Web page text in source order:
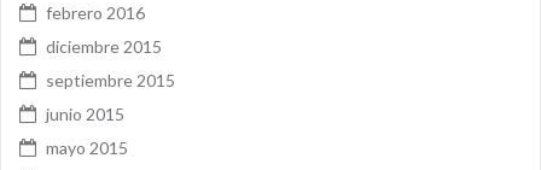
febrero 2016
diciembre 2015
septiembre 2015
junio 2015
mayo 2015